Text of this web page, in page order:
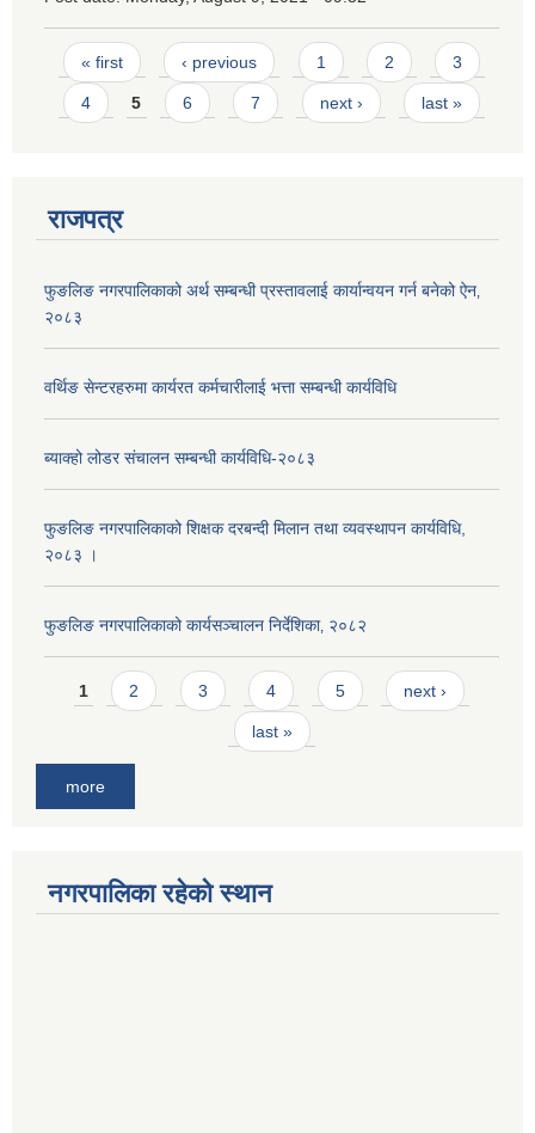
Pages
« first ‹ previous 1 2 3
4 5 6 7 next › last »
राजपत्र
फुङलिङ नगरपालिकाको अर्थ सम्बन्धी प्रस्तावलाई कार्यान्वयन गर्न बनेको ऐन‚
२०८३
वर्थिङ सेन्टरहरुमा कार्यरत कर्मचारीलाई भत्ता सम्बन्धी कार्यविधि
ब्याक्हो लोडर संचालन सम्बन्धी कार्यविधि-२०८३
फुङलिङ नगरपालिकाको शिक्षक दरबन्दी मिलान तथा व्यवस्थापन कार्यविधि,
२०८३ ।
फुङलिङ नगरपालिकाको कार्यसञ्चालन निर्देशिका‚ २०८२
Pages
1 2 3 4 5 next ›
last »
more
नगरपालिका रहेको स्थान